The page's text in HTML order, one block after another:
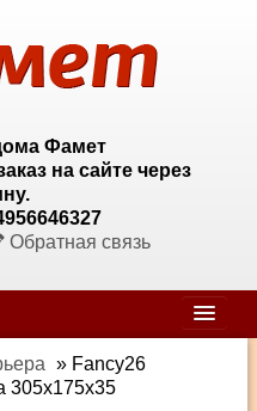
Фамет
на сайте через
Обратная связь
» Fancy26
305х175х35